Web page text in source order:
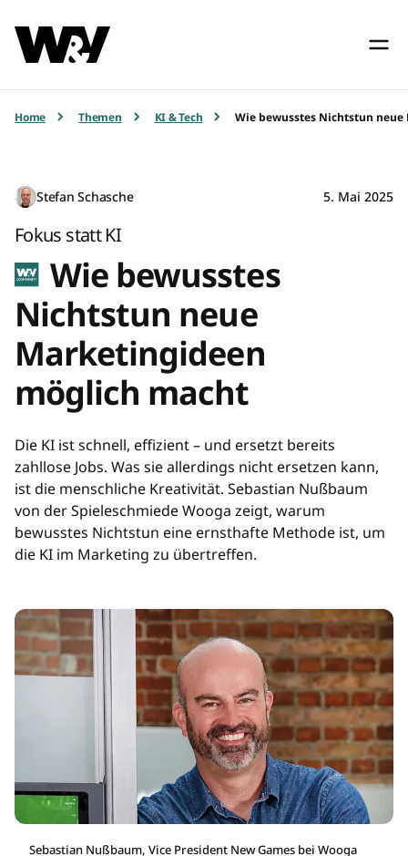
Home Themen KI & Tech Wie bewusstes Nichtstun
Stefan Schasche 5. Mai 2025
Fokus statt KI
Wie bewusstes
Nichtstun neue
Marketingideen
möglich macht
Die KI ist schnell, effizient – und ersetzt bereits
zahllose Jobs. Was sie allerdings nicht ersetzen kann,
ist die menschliche Kreativität. Sebastian Nußbaum
von der Spieleschmiede Wooga zeigt, warum
bewusstes Nichtstun eine ernsthafte Methode ist, um
die KI im Marketing zu übertreffen.
Sebastian Nußbaum, Vice President New Games bei Wooga